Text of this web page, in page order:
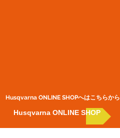
Husqvarna ONLINE SHOP​へはこちらから
Husqvarna ONLINE SHOP